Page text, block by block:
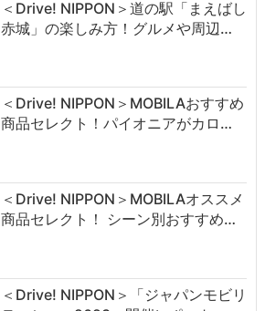
＜Drive! NIPPON＞道の駅「まえばし
赤城」の楽しみ方！グルメや周辺…
＜Drive! NIPPON＞MOBILAおすすめ
商品セレクト！パイオニアがカロ…
＜Drive! NIPPON＞MOBILAオススメ
商品セレクト！ シーン別おすすめ…
＜Drive! NIPPON＞「ジャパンモビリ